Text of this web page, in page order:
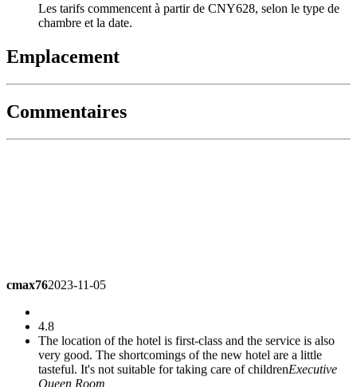
Les tarifs commencent à partir de CNY628, selon le type de
chambre et la date.
Emplacement
Commentaires
cmax762023-11-05
4.8
The location of the hotel is first-class and the service is also
very good. The shortcomings of the new hotel are a little
tasteful. It's not suitable for taking care of childrenExecutive
Queen Room